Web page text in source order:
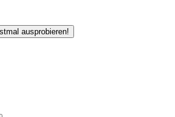
ausprobieren!